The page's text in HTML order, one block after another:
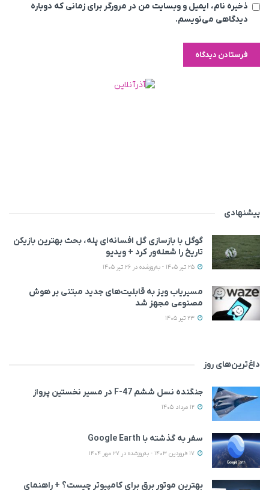
ذخیره نام، ایمیل و وبسایت من در مرورگر برای زمانی که دوباره
دیدگاهی می‌نویسم.
پیشنهادی
گوگل با بازسازی گل افسانه‌ای پله، بحث بهترین بازیکن
تاریخ را شعله‌ور کرد + ویدیو
مسیریاب ویز به قابلیت‌های جدید مبتنی بر هوش
مصنوعی مجهز شد
داغ‌ترین‌های روز
جنگنده نسل ششم F-47 در مسیر نخستین پرواز
سفر به گذشته با Google Earth
بهترین موتور برق برای کامپیوتر چیست؟ + راهنمای